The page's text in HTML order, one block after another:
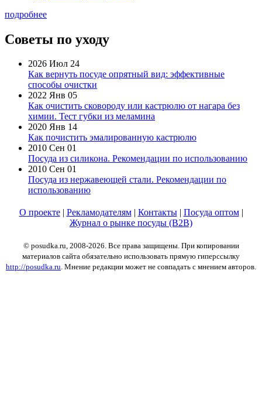
подробнее
Советы по уходу
2026 Июл 24
Как вернуть посуде опрятный вид: эффективные
способы очистки
2022 Янв 05
Как очистить сковороду или кастрюлю от нагара без
химии. Тест губки из меламина
2020 Янв 14
Как почистить эмалированную кастрюлю
2010 Сен 01
Посуда из силикона. Рекомендации по использованию
2010 Сен 01
Посуда из нержавеющей стали. Рекомендации по
использованию
О проекте| Рекламодателям| Контакты| Посуда оптом|
Журнал о рынке посуды (B2B)
© posudka.ru, 2008-2026. Все права защищены. При копировании
материалов сайта обязательно использовать прямую гиперссылку
http://posudka.ru. Мнение редакции может не совпадать с мнением авторов.